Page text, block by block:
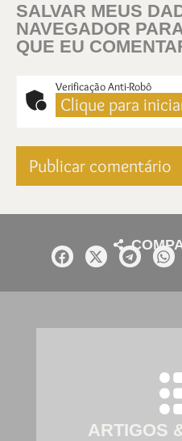
SALVAR MEUS
NAVEGADOR
QUE EU
Verificação Anti-Robô
Clique para
ARTIGOS